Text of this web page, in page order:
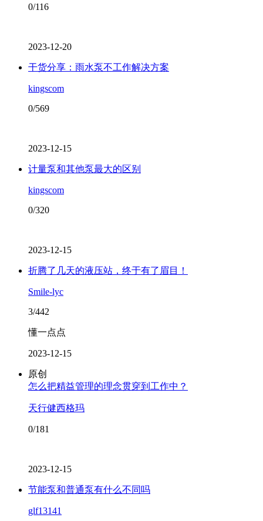
0/116
2023-12-20
干货分享：雨水泵不工作解决方案
kingscom
0/569
2023-12-15
计量泵和其他泵最大的区别
kingscom
0/320
2023-12-15
折腾了几天的液压站，终于有了眉目！
Smile-lyc
3/442
懂一点点
2023-12-15
原创
怎么把精益管理的理念贯穿到工作中？
天行健西格玛
0/181
2023-12-15
节能泵和普通泵有什么不同吗
glf13141